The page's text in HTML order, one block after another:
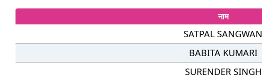
नाम
SATPAL SANGWAN
BABITA KUMARI
SURENDER SINGH